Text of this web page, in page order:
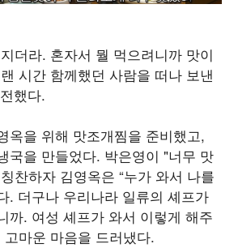
더라. 혼자서 뭘 먹으려니까 맛이
시간 함께했던 사람을 떠나 보낸
했다.
옥을 위해 맛조개찜을 준비했고,
국을 만들었다. 박은영이 "너무 맛
찬하자 김영옥은 “누가 와서 나를
. 더구나 우리나라 일류의 셰프가
까. 여성 셰프가 와서 이렇게 해주
고마운 마음을 드러냈다.